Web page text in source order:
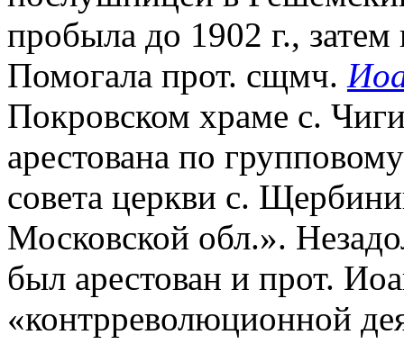
пробыла до 1902 г.,
Помогала прот. сщмч.
Покровском храме с.
арестована по
совета церкви с.
Московской обл.».
был арестован и прот.
«контрреволюционной